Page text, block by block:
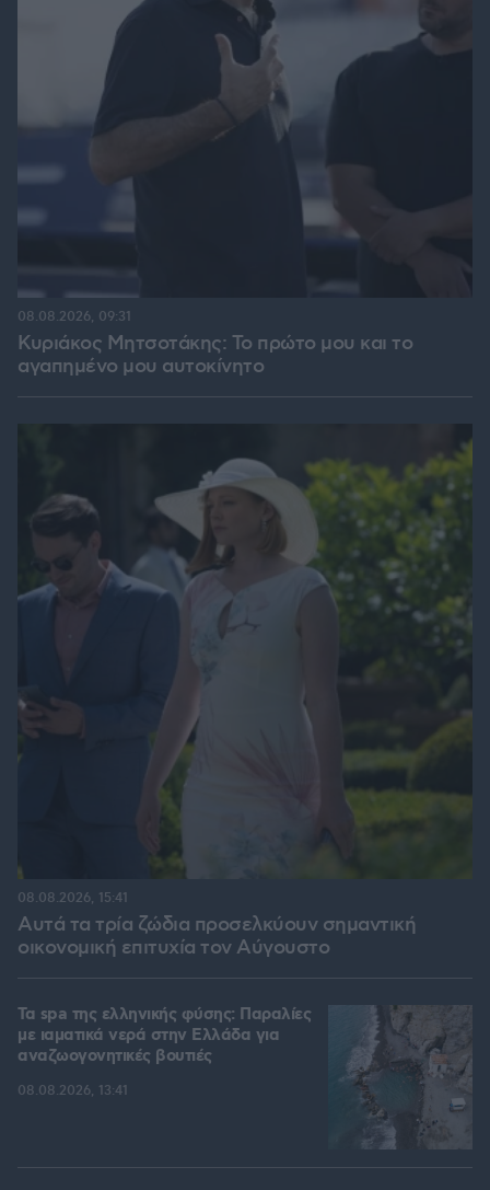
Κυριάκος Μητσοτάκης: Το πρώτο μου και το
αγαπημένο μου αυτοκίνητο
08.08.2026, 09:31
Αυτά τα τρία ζώδια προσελκύουν σημαντική
οικονομική επιτυχία τον Αύγουστο
08.08.2026, 15:41
Τα spa της ελληνικής φύσης: Παραλίες
με ιαματικά νερά στην Ελλάδα για
αναζωογονητικές βουτιές
08.08.2026, 13:41